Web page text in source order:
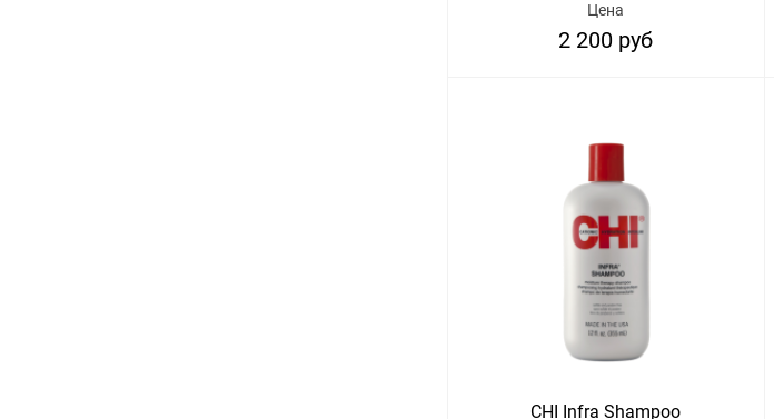
Цена
2 200 руб
CHI Infra Shampoo